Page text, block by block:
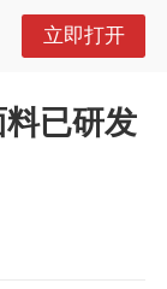
立即打开
已研发